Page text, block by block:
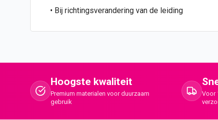
• Bij richtingsverandering van de leiding
Hoogste kwaliteit
Premium materialen voor duurzaam
gebruik
Voor